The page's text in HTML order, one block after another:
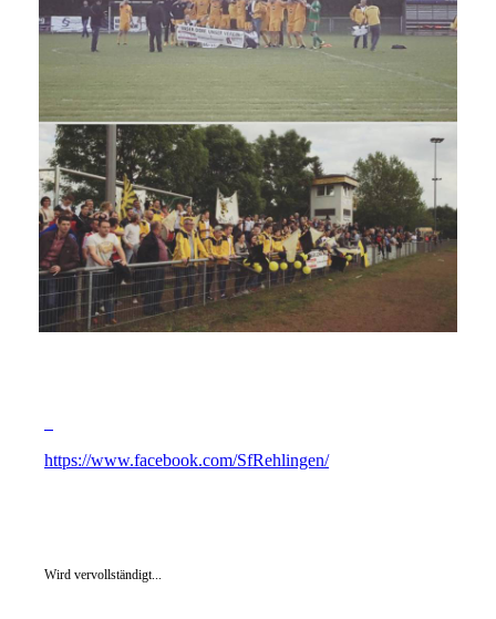
https://www.facebook.com/SfRehlingen/
Wird vervollständigt...